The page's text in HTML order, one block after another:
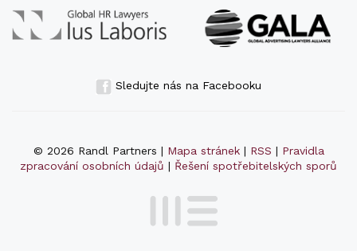
Sledujte nás na Facebooku
© 2026 Randl Partners | Mapa stránek| RSS | Pravidla
zpracování osobních údajů | Řešení spotřebitelských sporů